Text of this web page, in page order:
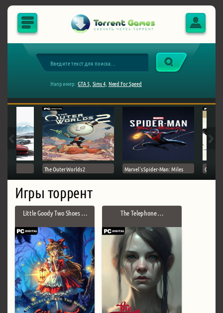
Например: GTA 5, Sims 4, Need For Speed
The Outer Worlds 2 Marvel's Spider-Man: Miles Ghost
Игры торрент
Little Goody Two Shoes … The Telephone …